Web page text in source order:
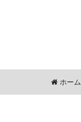
ホーム